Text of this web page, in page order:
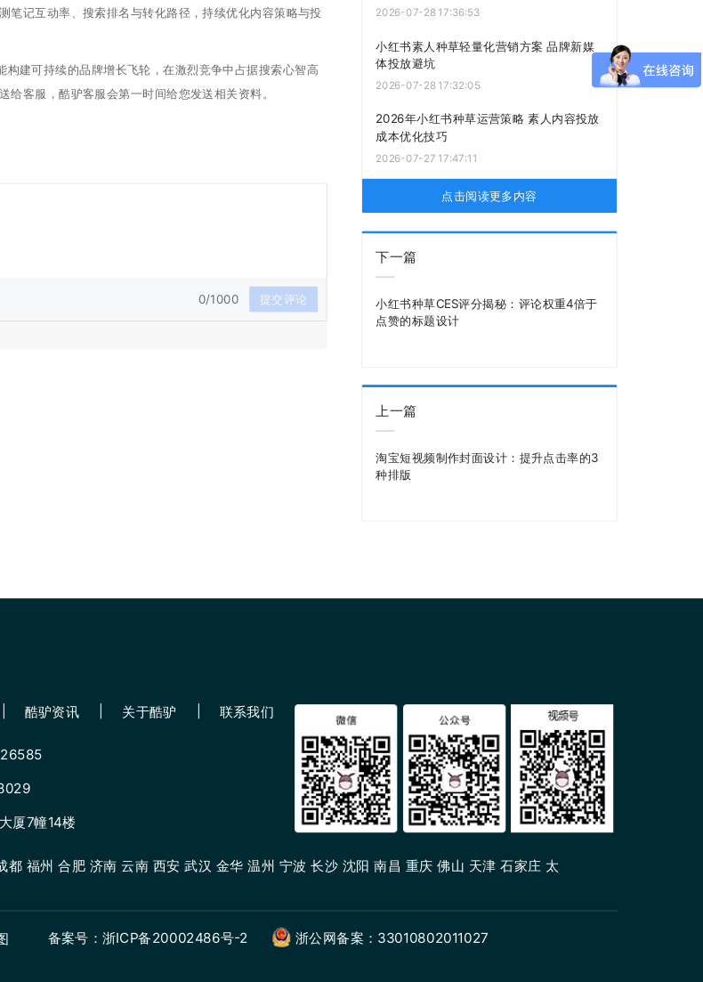
记互动率、搜索排名与转化路径，持续优化内容策略与投
建可持续的品牌增长飞轮，在激烈竞争中占据搜索心智高
客服，酷驴客服会第一时间给您发送相关资料。
0/1000 提交评论
2026-07-28 17:36:53
小红书素人种草轻量化营销方案 品牌新媒
体投放避坑
2026-07-28 17:32:05
2026年小红书种草运营策略 素人内容投放
成本优化技巧
2026-07-27 17:47:11
点击阅读更多内容
下一篇
小红书种草CES评分揭秘：评论权重4倍于
点赞的标题设计
上一篇
淘宝短视频制作封面设计：提升点击率的3
种排版
厦7幢14楼
福州 合肥 济南 云南 西安 武汉 金华 温州 宁波 长沙 沈阳 南昌 重庆 佛山 天津 石家庄 太
酷驴资讯 关于酷驴 联系我们
备案号：浙ICP备20002486号-2 浙公网备案：33010802011027